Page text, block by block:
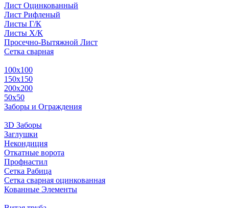
Лист Оцинкованный
Лист Рифленый
Листы Г/К
Листы Х/К
Просечно-Вытяжной Лист
Сетка сварная
100х100
150х150
200х200
50х50
Заборы и Ограждения
3D Заборы
Заглушки
Некондиция
Откатные ворота
Профнастил
Сетка Рабица
Сетка сварная оцинкованная
Кованные Элементы